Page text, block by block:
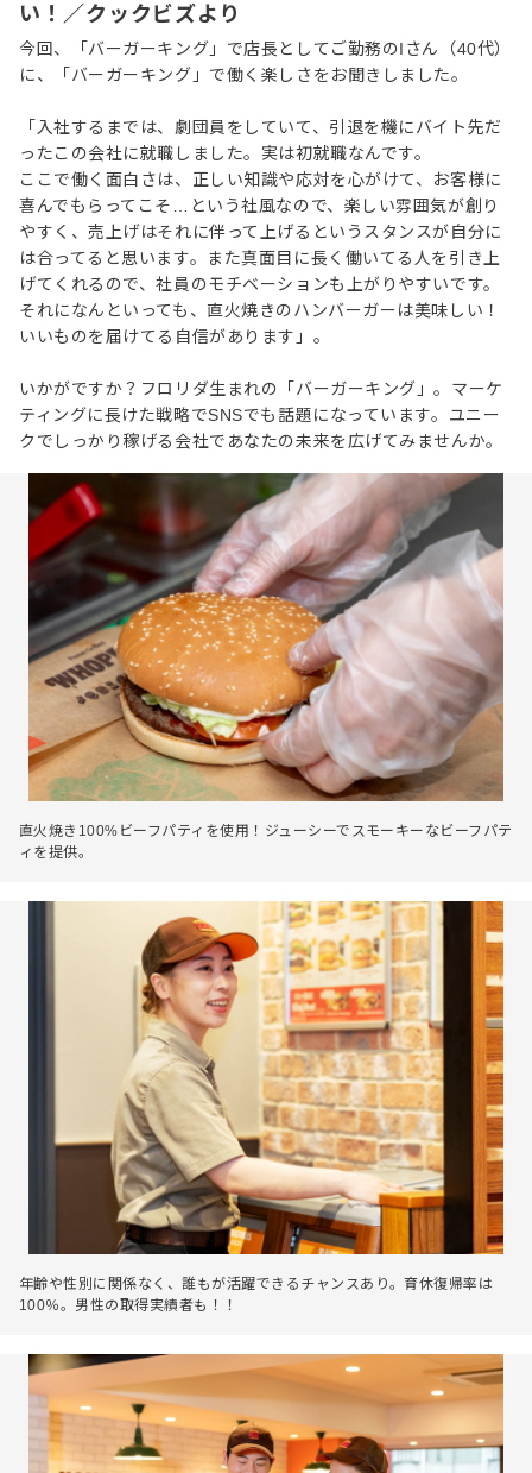
い！／クックビズより
今回、「バーガーキング」で店長としてご勤務のIさん（40代）
に、「バーガーキング」で働く楽しさをお聞きしました。
「入社するまでは、劇団員をしていて、引退を機にバイト先だ
ったこの会社に就職しました。実は初就職なんです。
ここで働く面白さは、正しい知識や応対を心がけて、お客様に
喜んでもらってこそ…という社風なので、楽しい雰囲気が創り
やすく、売上げはそれに伴って上げるというスタンスが自分に
は合ってると思います。また真面目に長く働いてる人を引き上
げてくれるので、社員のモチベーションも上がりやすいです。
それになんといっても、直火焼きのハンバーガーは美味しい！
いいものを届けてる自信があります」。
いかがですか？フロリダ生まれの「バーガーキング」。マーケ
ティングに長けた戦略でSNSでも話題になっています。ユニー
クでしっかり稼げる会社であなたの未来を広げてみませんか。
直火焼き100%ビーフパティを使用！ジューシーでスモーキーなビーフパテ
ィを提供。
年齢や性別に関係なく、誰もが活躍できるチャンスあり。育休復帰率は
100％。男性の取得実績者も！！